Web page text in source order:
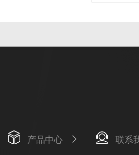
产品中心 联系